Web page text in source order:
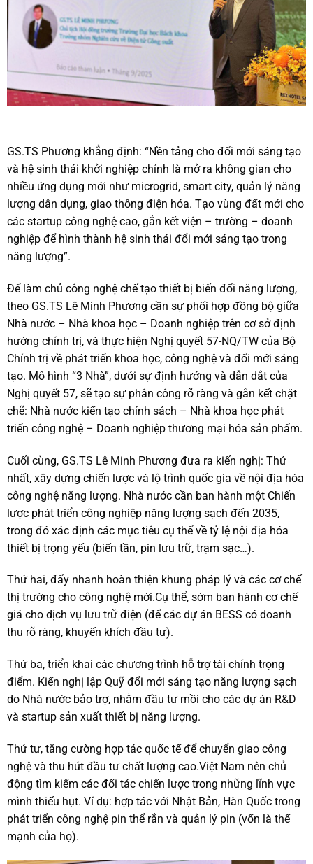
GS.TS Phương khẳng định: “Nền tảng cho đổi mới sáng tạo
và hệ sinh thái khởi nghiệp chính là mở ra không gian cho
nhiều ứng dụng mới như microgrid, smart city, quản lý năng
lượng dân dụng, giao thông điện hóa. Tạo vùng đất mới cho
các startup công nghệ cao, gắn kết viện – trường – doanh
nghiệp để hình thành hệ sinh thái đổi mới sáng tạo trong
năng lượng”.
Để làm chủ công nghệ chế tạo thiết bị biến đổi năng lượng,
theo GS.TS Lê Minh Phương cần sự phối hợp đồng bộ giữa
Nhà nước – Nhà khoa học – Doanh nghiệp trên cơ sở định
hướng chính trị, và thực hiện Nghị quyết 57-NQ/TW của Bộ
Chính trị về phát triển khoa học, công nghệ và đổi mới sáng
tạo. Mô hình “3 Nhà”, dưới sự định hướng và dẫn dắt của
Nghị quyết 57, sẽ tạo sự phân công rõ ràng và gắn kết chặt
chẽ: Nhà nước kiến tạo chính sách – Nhà khoa học phát
triển công nghệ – Doanh nghiệp thương mại hóa sản phẩm.
Cuối cùng, GS.TS Lê Minh Phương đưa ra kiến nghị: Thứ
nhất, xây dựng chiến lược và lộ trình quốc gia về nội địa hóa
công nghệ năng lượng. Nhà nước cần ban hành một Chiến
lược phát triển công nghiệp năng lượng sạch đến 2035,
trong đó xác định các mục tiêu cụ thể về tỷ lệ nội địa hóa
thiết bị trọng yếu (biến tần, pin lưu trữ, trạm sạc…).
Thứ hai, đẩy nhanh hoàn thiện khung pháp lý và các cơ chế
thị trường cho công nghệ mới.Cụ thể, sớm ban hành cơ chế
giá cho dịch vụ lưu trữ điện (để các dự án BESS có doanh
thu rõ ràng, khuyến khích đầu tư).
Thứ ba, triển khai các chương trình hỗ trợ tài chính trọng
điểm. Kiến nghị lập Quỹ đổi mới sáng tạo năng lượng sạch
do Nhà nước bảo trợ, nhằm đầu tư mồi cho các dự án R&D
và startup sản xuất thiết bị năng lượng.
Thứ tư, tăng cường hợp tác quốc tế để chuyển giao công
nghệ và thu hút đầu tư chất lượng cao.Việt Nam nên chủ
động tìm kiếm các đối tác chiến lược trong những lĩnh vực
mình thiếu hụt. Ví dụ: hợp tác với Nhật Bản, Hàn Quốc trong
phát triển công nghệ pin thể rắn và quản lý pin (vốn là thế
mạnh của họ).